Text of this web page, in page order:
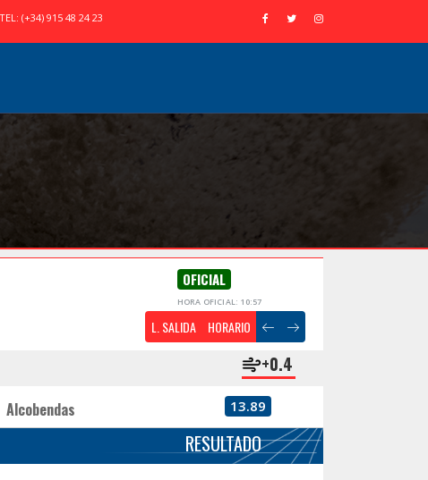
TEL: (+34) 915 48 24 23
OFICIAL
HORA OFICIAL: 10:57
L. SALIDA HORARIO
+0.4
Alcobendas 13.89
RESULTADO